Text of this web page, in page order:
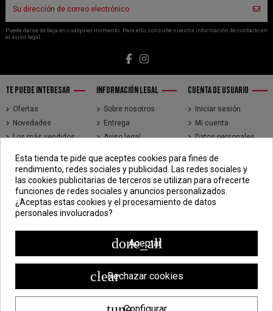
Puede darse de baja en cualquier momento. Para ello, consulte nuestra información de contacto en
el aviso legal.
TE PUEDE INTERESAR
Ofertas
Novedades
Los más vendidos
INFORMACIÓN LEGAL
Sobre nosotros
Entrega
Aviso legal
condiciones de uso
Pago seguro
CUENTA DE USUARIO
Iniciar sesión
Mi cuenta
Datos personales
Direcciones
Seguimiento de
pedidos de clientes
invitados
CONTÁCTENOS
CDV - Componentes Diesel Vidal
Esta tienda te pide que aceptes cookies para fines de
rendimiento, redes sociales y publicidad. Las redes sociales y
las cookies publicitarias de terceros se utilizan para ofrecerte
funciones de redes sociales y anuncios personalizados.
¿Aceptas estas cookies y el procesamiento de datos
personales involucrados?
done_all
Aceptar
clearRechazar cookies